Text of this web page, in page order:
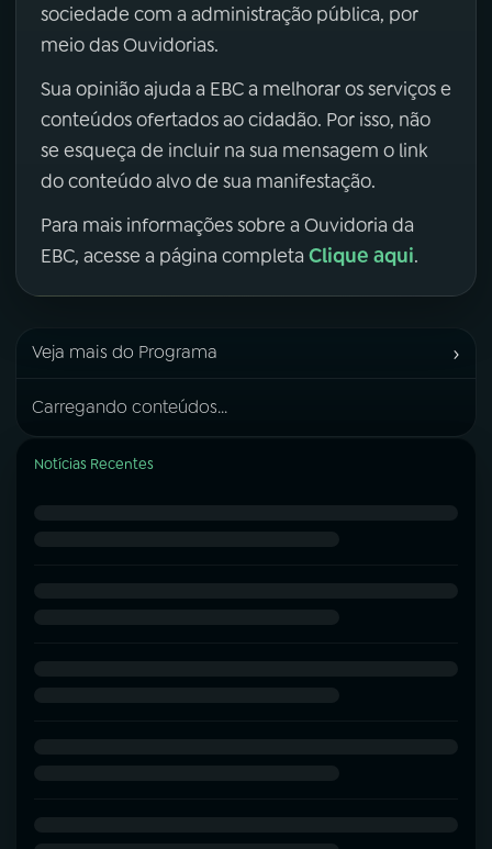
sociedade com a administração pública, por
meio das Ouvidorias.
Sua opinião ajuda a EBC a melhorar os serviços e
conteúdos ofertados ao cidadão. Por isso, não
se esqueça de incluir na sua mensagem o link
do conteúdo alvo de sua manifestação.
Para mais informações sobre a Ouvidoria da
EBC, acesse a página completa Clique aqui.
Veja mais do Programa ›
Carregando conteúdos...
Notícias Recentes